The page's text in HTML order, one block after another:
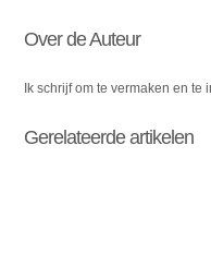
Over de Auteur
Ik schrijf om te vermaken en te
Gerelateerde artikelen